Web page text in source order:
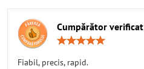
Cumpărător verificat
Fiabil, precis, rapid.